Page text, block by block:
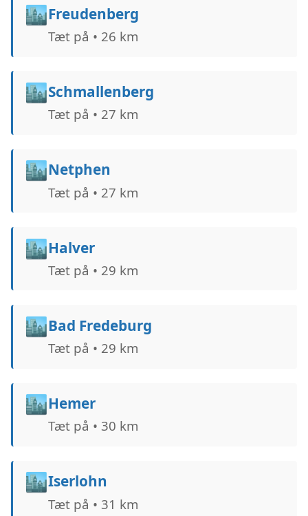
🏙️Freudenberg
Tæt på • 26 km
🏙️Schmallenberg
Tæt på • 27 km
🏙️Netphen
Tæt på • 27 km
🏙️Halver
Tæt på • 29 km
🏙️Bad Fredeburg
Tæt på • 29 km
🏙️Hemer
Tæt på • 30 km
🏙️Iserlohn
Tæt på • 31 km